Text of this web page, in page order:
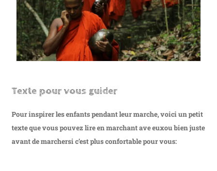
Texte pour vous guider
Pour inspirer les enfants pendant leur marche, voici un petit
texte que vous pouvez lire en marchant ave euxou bien juste
avant de marchersi c’est plus confortable pour vous: